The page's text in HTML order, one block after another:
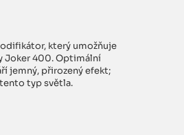
který umožňuje
Joker 400. Optimální
jemný, přirozený efekt;
typ světla.